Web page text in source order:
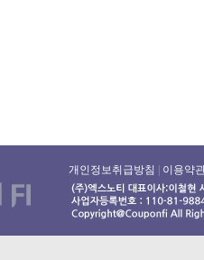
개인정보취급방침 이용약